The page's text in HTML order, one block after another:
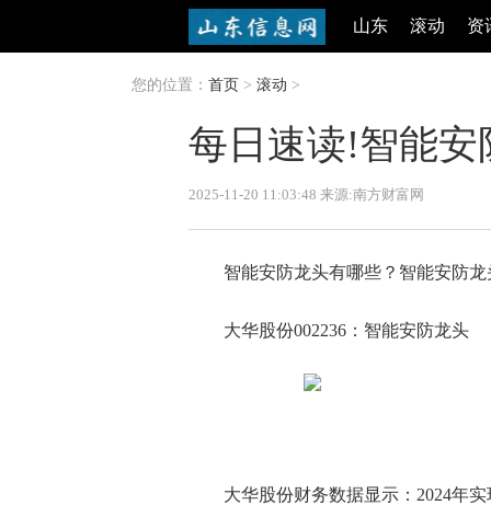
山东 滚动 资
您的位置： 首页 > 滚动 >
每日速读!智能安
2025-11-20 11:03:48 来源:南方财富网
智能安防龙头有哪些？智能安防龙
大华股份002236：智能安防龙头
大华股份财务数据显示：2024年